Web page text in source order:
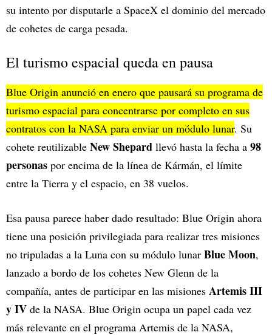
su intento por disputarle a SpaceX el dominio del mercado
de cohetes de carga pesada.
El turismo espacial queda en pausa
Blue Origin anunció en enero que pausará su programa de
turismo espacial para concentrarse por completo en sus
contratos con la NASA para enviar un módulo lunar. Su
cohete reutilizable New Shepard llevó hasta la fecha a 98
personas por encima de la línea de Kármán, el límite
entre la Tierra y el espacio, en 38 vuelos.
Esa pausa parece haber dado resultado: Blue Origin ahora
tiene una posición privilegiada para realizar tres misiones
no tripuladas a la Luna con su módulo lunar Blue Moon,
lanzado a bordo de los cohetes New Glenn de la
compañía, antes de participar en las misiones Artemis III
y IV de la NASA. Blue Origin ocupa un papel cada vez
más relevante en el programa Artemis de la NASA,